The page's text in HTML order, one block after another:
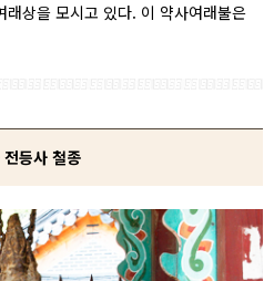
상을 모시고 있다. 이 약사여래불은
등사 철종